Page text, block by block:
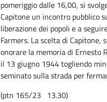
pomeriggio dalle 16,00, si
Capitone un incontro pubblico
liberazione dei popoli e a
Farmers. La scelta di
onorare la memoria di Ernesto
il 13 giugno 1944 togliendo
seminato sulla strada per
(ptn 165/23 13.30)